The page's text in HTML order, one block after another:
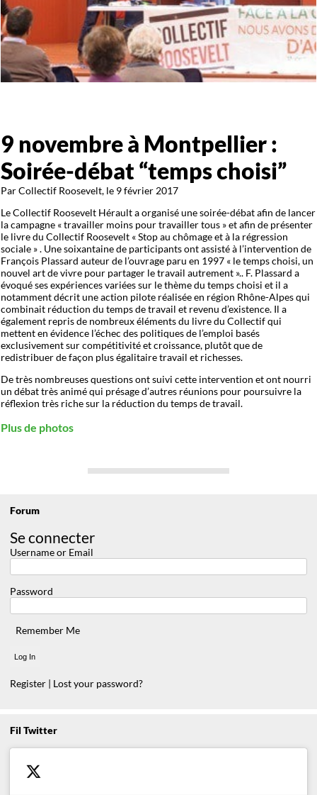
9 novembre à Montpellier :
Soirée-débat “temps choisi”
Par Collectif Roosevelt, le 9 février 2017
Le Collectif Roosevelt Hérault a organisé une soirée-débat afin de lancer
la campagne « travailler moins pour travailler tous » et afin de présenter
le livre du Collectif Roosevelt « Stop au chômage et à la régression
sociale » . Une soixantaine de participants ont assisté à l’intervention de
François Plassard auteur de l’ouvrage paru en 1997 « le temps choisi, un
nouvel art de vivre pour partager le travail autrement ».. F. Plassard a
évoqué ses expériences variées sur le thème du temps choisi et il a
notamment décrit une action pilote réalisée en région Rhône-Alpes qui
combinait réduction du temps de travail et revenu d’existence. Il a
également repris de nombreux éléments du livre du Collectif qui
mettent en évidence l’échec des politiques de l’emploi basés
exclusivement sur compétitivité et croissance, plutôt que de
redistribuer de façon plus égalitaire travail et richesses.
De très nombreuses questions ont suivi cette intervention et ont nourri
un débat très animé qui présage d’autres réunions pour poursuivre la
réflexion très riche sur la réduction du temps de travail.
Plus de photos
Forum
Se connecter
Username or Email
Password
Remember Me
Register | Lost your password?
Fil Twitter